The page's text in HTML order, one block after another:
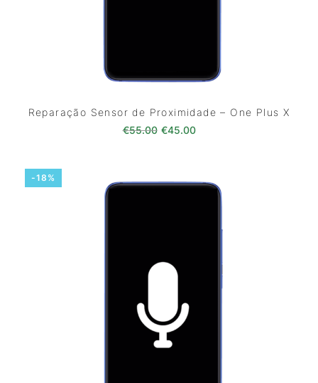
Reparação Sensor de Proximidade – One Plus X
€55.00 O preço original era: €55.00.
€45.00O preço atual é:
-18%